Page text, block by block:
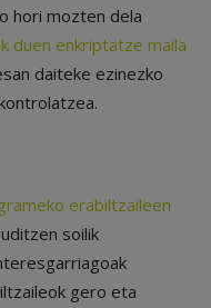
hori mozten dela
duen enkriptatze maila
daiteke ezinezko
erabiltzaileen
soilik
gero eta